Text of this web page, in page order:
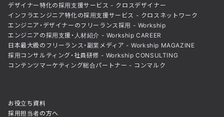
デザイナー特化の採用支援サービス - クロスデザイナー
インフラエンジニア特化の採用支援サービス - クロスネットワーク
エンジニア・デザイナーのフリーランス採用 - Workship
エンジニアの採用支援・人材紹介 - Workship CAREER
日本最大級のフリーランス・副業メディア - Workship MAGAZINE
採用コンサルティング・社員研修 - Workship CONSULTING
コンテンツマーケティング総合パートナー - コンマルク
お役立ち資料
採用担当者の方へ